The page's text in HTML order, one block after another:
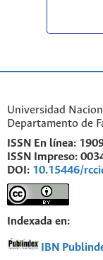
Universidad
Departamento de
ISSN En línea:
ISSN Impreso:
DOI: 10.15446/
Indexada en:
IBN